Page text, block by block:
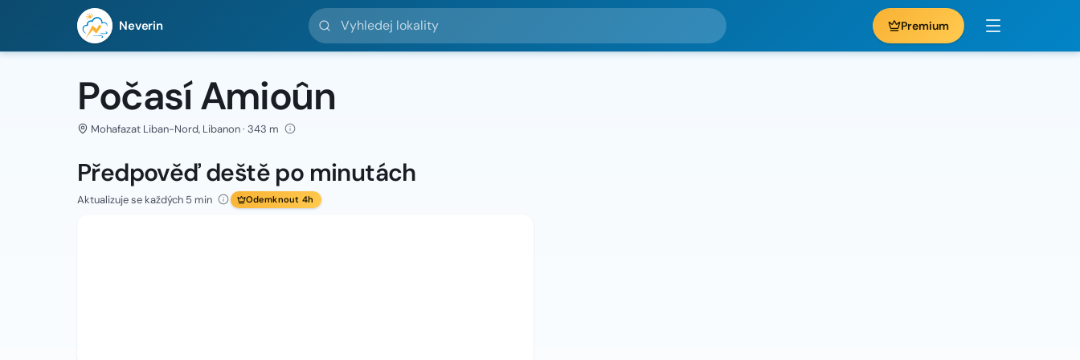
Neverin
Vyhledej lokality
Premium
Počasí Amioûn
Mohafazat Liban-Nord, Libanon · 343 m
Předpověď deště po minutách
Aktualizuje se každých 5 min Odemknout 4h